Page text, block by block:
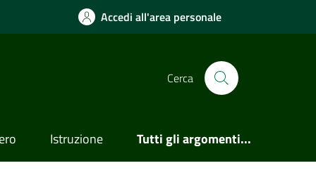
Accedi all'area personale
Cerca
Istruzione Tutti gli argomenti...